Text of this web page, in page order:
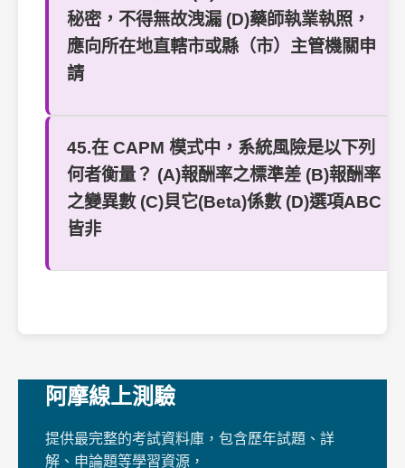
秘密，不得無故洩漏 (D)藥師執業執照，
應向所在地直轄市或縣（市）主管機關申
請
45.在 CAPM 模式中，系統風險是以下列
何者衡量？ (A)報酬率之標準差 (B)報酬率
之變異數 (C)貝它(Beta)係數 (D)選項ABC
皆非
阿摩線上測驗
提供最完整的考試資料庫，包含歷年試題、詳
解、申論題等學習資源，